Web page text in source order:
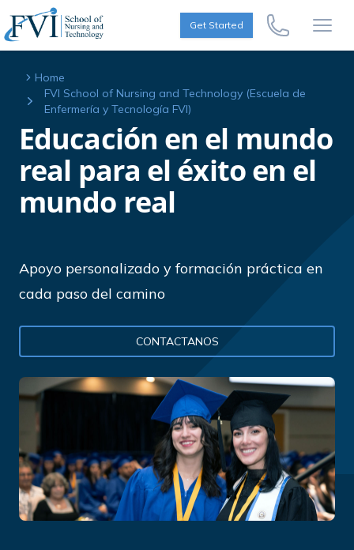
Skip to content
FVI School of Nursing
Get Started
Call Us Now
Home
FVI School of Nursing and Technology (Escuela de
Enfermería y Tecnología FVI)
Educación en el mundo
real para el éxito en el
mundo real
Apoyo personalizado y formación práctica en
cada paso del camino
CONTACTANOS